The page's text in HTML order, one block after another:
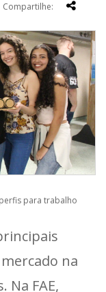
Compartilhe:
para trabalho
na
Na FAE,